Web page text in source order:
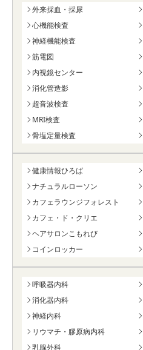
外来採血・採尿
心機能検査
神経機能検査
筋電図
内視鏡センター
消化管造影
超音波検査
MRI検査
骨塩定量検査
健康情報ひろば
ナチュラルローソン
カフェラウンジフォレスト
カフェ・ド・クリエ
ヘアサロンこもれび
コインロッカー
呼吸器内科
消化器内科
神経内科
リウマチ・膠原病内科
乳腺外科